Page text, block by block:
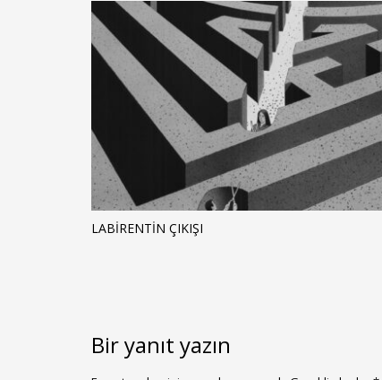
LABIRENTIN ÇIKIŞI
Bir yanıt yazın